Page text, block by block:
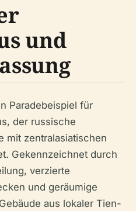
und
Paradebeispiel für
der russische
mit zentralasiatischen
Gekennzeichnet durch
verzierte
und geräumige
aus lokaler Tien-